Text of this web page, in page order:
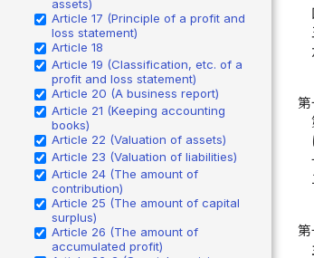
assets)
Article 17 (Principle of a profit and
loss statement)
Article 18
Article 19 (Classification, etc. of a
profit and loss statement)
Article 20 (A business report)
Article 21 (Keeping accounting
books)
Article 22 (Valuation of assets)
Article 23 (Valuation of liabilities)
Article 24 (The amount of
contribution)
Article 25 (The amount of capital
surplus)
Article 26 (The amount of
accumulated profit)
第
第